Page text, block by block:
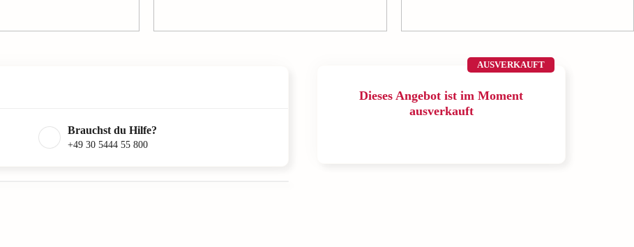
AUSVERKAUFT
Dieses Angebot ist im Moment
ausverkauft
Brauchst du Hilfe?
+49 30 5444 55 800